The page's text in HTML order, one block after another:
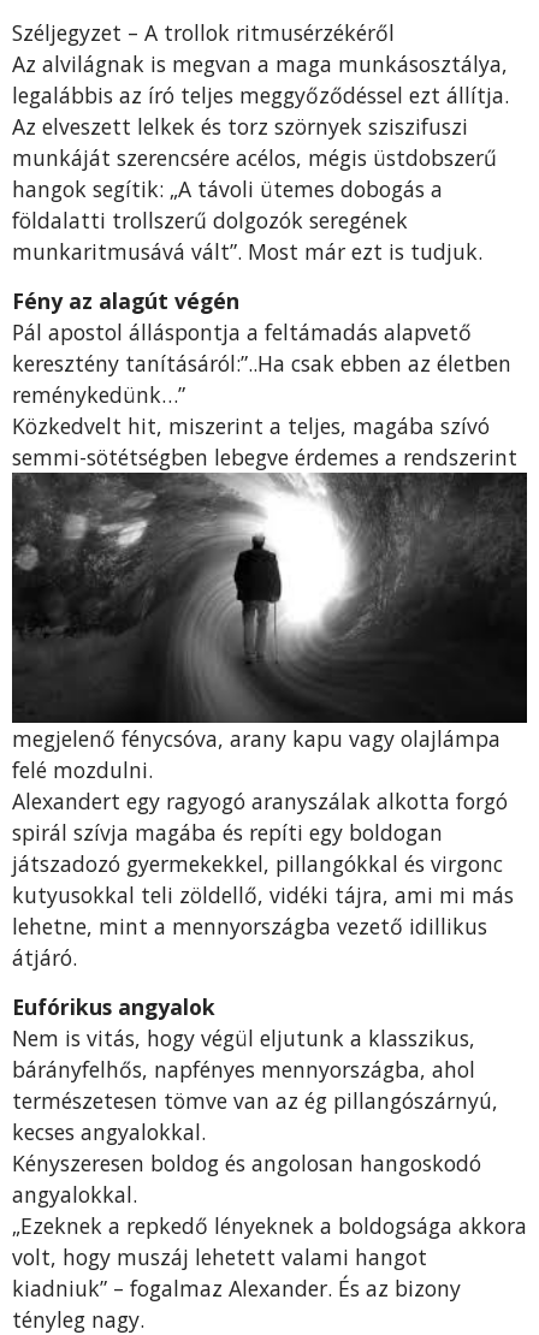
Széljegyzet – A trollok ritmusérzékéről
Az alvilágnak is megvan a maga munkásosztálya,
legalábbis az író teljes meggyőződéssel ezt állítja.
Az elveszett lelkek és torz szörnyek sziszifuszi
munkáját szerencsére acélos, mégis üstdobszerű
hangok segítik: „A távoli ütemes dobogás a
földalatti trollszerű dolgozók seregének
munkaritmusává vált”. Most már ezt is tudjuk.
Fény az alagút végén
Pál apostol álláspontja a feltámadás alapvető
keresztény tanításáról:”..Ha csak ebben az életben
reménykedünk…”
Közkedvelt hit, miszerint a teljes, magába szívó
semmi-sötétségben lebegve érdemes a rendszerint
megjelenő fénycsóva, arany kapu vagy olajlámpa
felé mozdulni.
Alexandert egy ragyogó aranyszálak alkotta forgó
spirál szívja magába és repíti egy boldogan
játszadozó gyermekekkel, pillangókkal és virgonc
kutyusokkal teli zöldellő, vidéki tájra, ami mi más
lehetne, mint a mennyországba vezető idillikus
átjáró.
Eufórikus angyalok
Nem is vitás, hogy végül eljutunk a klasszikus,
bárányfelhős, napfényes mennyországba, ahol
természetesen tömve van az ég pillangószárnyú,
kecses angyalokkal.
Kényszeresen boldog és angolosan hangoskodó
angyalokkal.
„Ezeknek a repkedő lényeknek a boldogsága akkora
volt, hogy muszáj lehetett valami hangot
kiadniuk” – fogalmaz Alexander. És az bizony
tényleg nagy.